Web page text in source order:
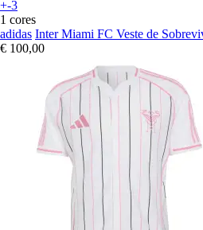
+-3
1 cores
adidas Inter Miami FC Veste de
€ 100,00